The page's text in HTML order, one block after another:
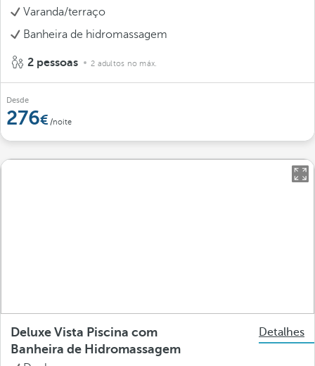
Varanda/terraço
Banheira de hidromassagem
2 pessoas 2 adultos no máx.
Desde
276 /noite
Deluxe Vista Piscina com
Banheira de Hidromassagem
Detalhes